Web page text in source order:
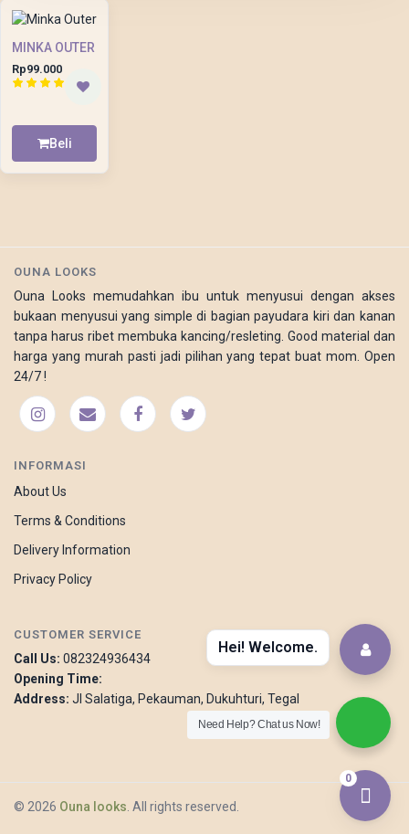
0
Hei! Welcome.
MINKA OUTER
Rp99.000
Beli
OUNA LOOKS
Ouna Looks memudahkan ibu untuk menyusui dengan akses
bukaan menyusui yang simple di bagian payudara kiri dan kanan
tanpa harus ribet membuka kancing/resleting. Good material dan
harga yang murah pasti jadi pilihan yang tepat buat mom. Open
24/7 !
INFORMASI
About Us
Terms & Conditions
Delivery Information
Privacy Policy
CUSTOMER SERVICE
Call Us: 082324936434
Opening Time:
Address: Jl Salatiga, Pekauman, Dukuhturi, Tegal
© 2026 Ouna looks . All rights reserved.
Need Help? Chat us Now!